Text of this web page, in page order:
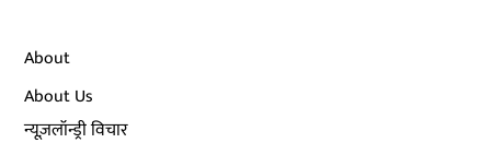
About
About Us
न्यूज़लॉन्ड्री विचार